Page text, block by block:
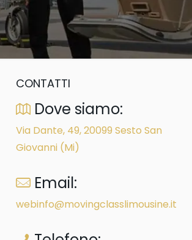
CONTATTI
Dove siamo:
Via Dante, 49, 20099 Sesto San
Giovanni (Mi)
Email:
webinfo@movingclasslimousine.it